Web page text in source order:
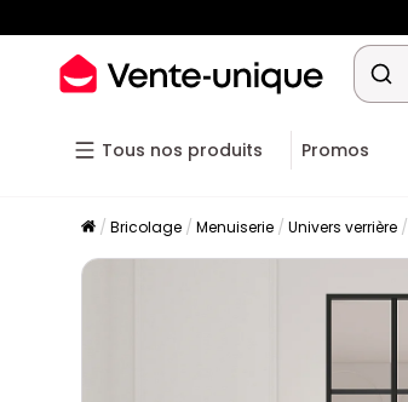
Tous nos produits Promos
Bricolage Menuiserie Univers verrière